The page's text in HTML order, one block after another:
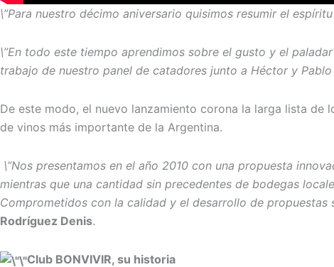
\”Para nuestro décimo aniversario quisimos resumir el
\”En todo este tiempo aprendimos sobre el gusto y el
trabajo de nuestro panel de catadores junto a Héctor y
De este modo, el nuevo lanzamiento corona la larga lista de
de vinos más importante de la Argentina.
\”Nos presentamos en el año 2010 con una propuesta
mientras que una cantidad sin precedentes de bodegas
Comprometidos con la calidad y el desarrollo de
Rodríguez Denis.
Club BONVIVIR, su historia